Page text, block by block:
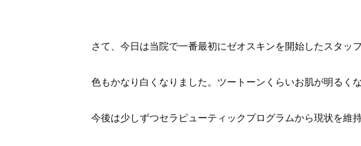
さて、今日は当院で一番最初にゼオスキンを開始したスタッ
色もかなり白くなりました。ツートーンくらいお肌が明るくな
今後は少しずつセラピューティックプログラムから現状を維